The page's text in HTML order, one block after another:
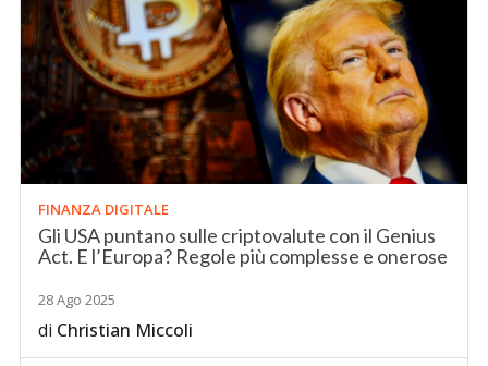
FINANZA DIGITALE
Gli USA puntano sulle criptovalute con il Genius
Act. E l’Europa? Regole più complesse e onerose
28 Ago 2025
di Christian Miccoli